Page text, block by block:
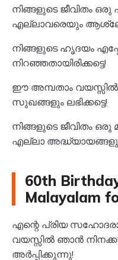
നിങ്ങളുടെ ജീവിതം
എല്ലാവരെയും
നിങ്ങളുടെ ഹൃദയം
നിറഞ്ഞതായിരിക്കട്ടെ!
ഈ അമ്പതാം വയസ്സിൽ
സുഖങ്ങളും ലഭിക്കട്ടെ!
നിങ്ങളുടെ ജീവിതം
എല്ലാ
60th
Malayalam
എന്റെ പ്രിയ
വയസ്സിൽ ഞാൻ
അർപ്പിക്കുന്നു!